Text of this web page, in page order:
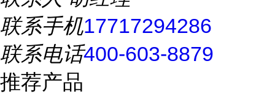
联系手机17717294286
联系电话400-603-8879
推荐产品